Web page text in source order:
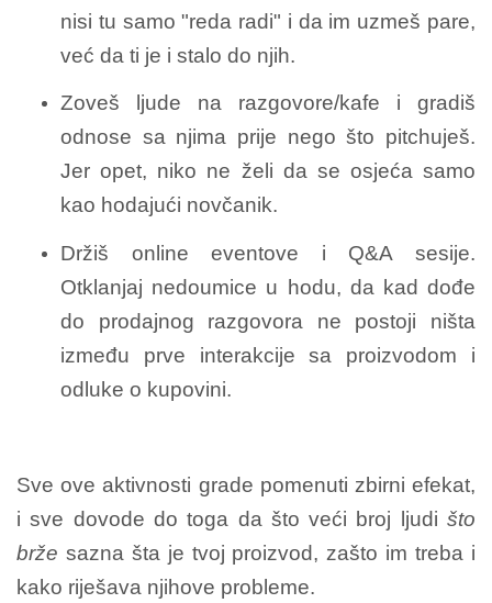
nisi tu samo "reda radi" i da im uzmeš pare,
već da ti je i stalo do njih.
Zoveš ljude na razgovore/kafe i gradiš
odnose sa njima prije nego što pitchuješ.
Jer opet, niko ne želi da se osjeća samo
kao hodajući novčanik.
Držiš online eventove i Q&A sesije.
Otklanjaj nedoumice u hodu, da kad dođe
do prodajnog razgovora ne postoji ništa
između prve interakcije sa proizvodom i
odluke o kupovini.
Sve ove aktivnosti grade pomenuti zbirni efekat,
i sve dovode do toga da što veći broj ljudi što
brže sazna šta je tvoj proizvod, zašto im treba i
kako riješava njihove probleme.